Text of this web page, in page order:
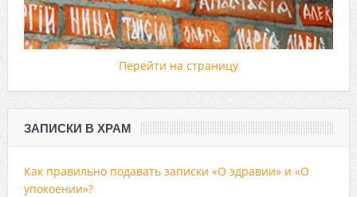
Перейти на страницу
ЗАПИСКИ В ХРАМ
Как правильно подавать записки «О здравии» и «О
упокоении»?